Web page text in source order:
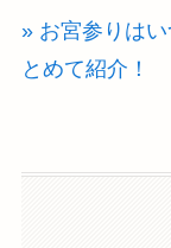
» お宮参りは
とめて紹介！